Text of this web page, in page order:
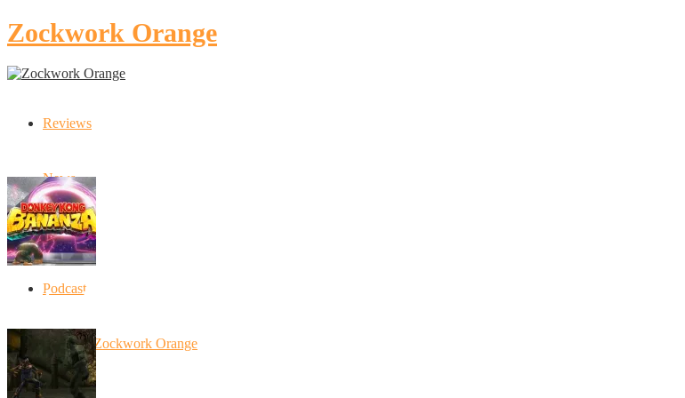
Zockwork Orange
Reviews
News
Artikel
Podcast
10 Jahre Zockwork Orange
Donkey Kong Bananza: “Ich mache alles kaputt!”